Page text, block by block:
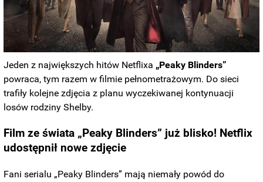
Jeden z największych hitów Netflixa „Peaky Blinders”
powraca, tym razem w filmie pełnometrażowym. Do sieci
trafiły kolejne zdjęcia z planu wyczekiwanej kontynuacji
losów rodziny Shelby.
Film ze świata „Peaky Blinders” już blisko! Netflix
udostępnił nowe zdjęcie
Fani serialu „Peaky Blinders” mają niemały powód do